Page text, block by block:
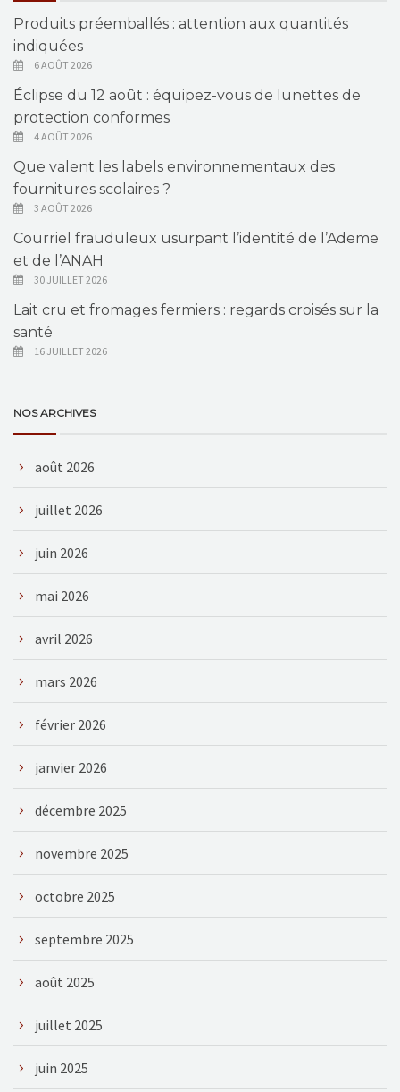
Produits préemballés : attention aux quantités
indiquées
6 AOÛT 2026
Éclipse du 12 août : équipez-vous de lunettes de
protection conformes
4 AOÛT 2026
Que valent les labels environnementaux des
fournitures scolaires ?
3 AOÛT 2026
Courriel frauduleux usurpant l’identité de l’Ademe
et de l’ANAH
30 JUILLET 2026
Lait cru et fromages fermiers : regards croisés sur la
santé
16 JUILLET 2026
NOS ARCHIVES
août 2026
juillet 2026
juin 2026
mai 2026
avril 2026
mars 2026
février 2026
janvier 2026
décembre 2025
novembre 2025
octobre 2025
septembre 2025
août 2025
juillet 2025
juin 2025